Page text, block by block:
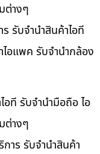
ต่างๆ
รับจำนำสินค้าไอที
อแพค รับจำนำกล้อง
อที รับจำนำมือถือ ไอ
ต่างๆ
าร รับจำนำสินค้า